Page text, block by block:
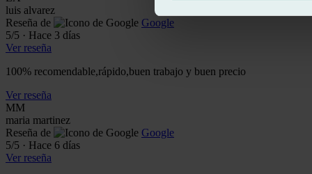
luis alvarez
Reseña de
Google
5/5 · Hace 3 días
Ver reseña
100% recomendable,rápido,buen trabajo y buen precio
Ver reseña
MM
maria martinez
Reseña de
Google
5/5 · Hace 6 días
Ver reseña